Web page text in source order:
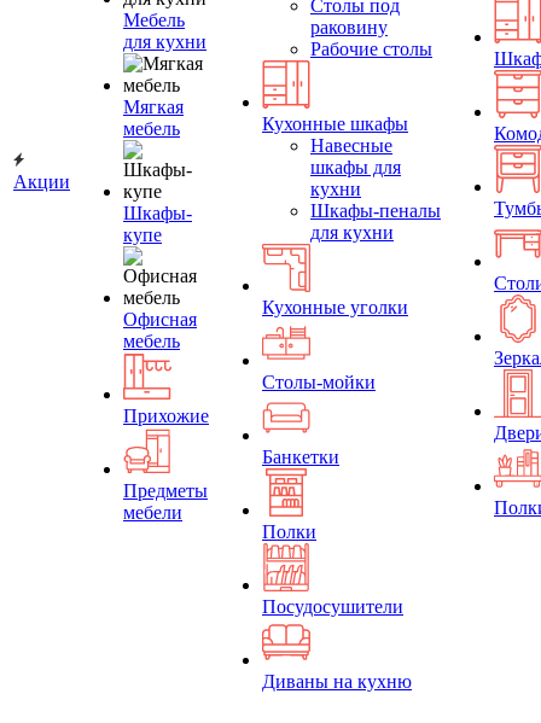
Акции
Мебель
для кухни
Мягкая
мебель
Шкафы-
купе
Офисная
мебель
Прихожие
Предметы
мебели
Столы под
раковину
Рабочие столы
Кухонные шкафы
Навесные
шкафы для
кухни
Шкафы-пеналы
для кухни
Кухонные уголки
Столы-мойки
Банкетки
Полки
Посудосушители
Диваны на кухню